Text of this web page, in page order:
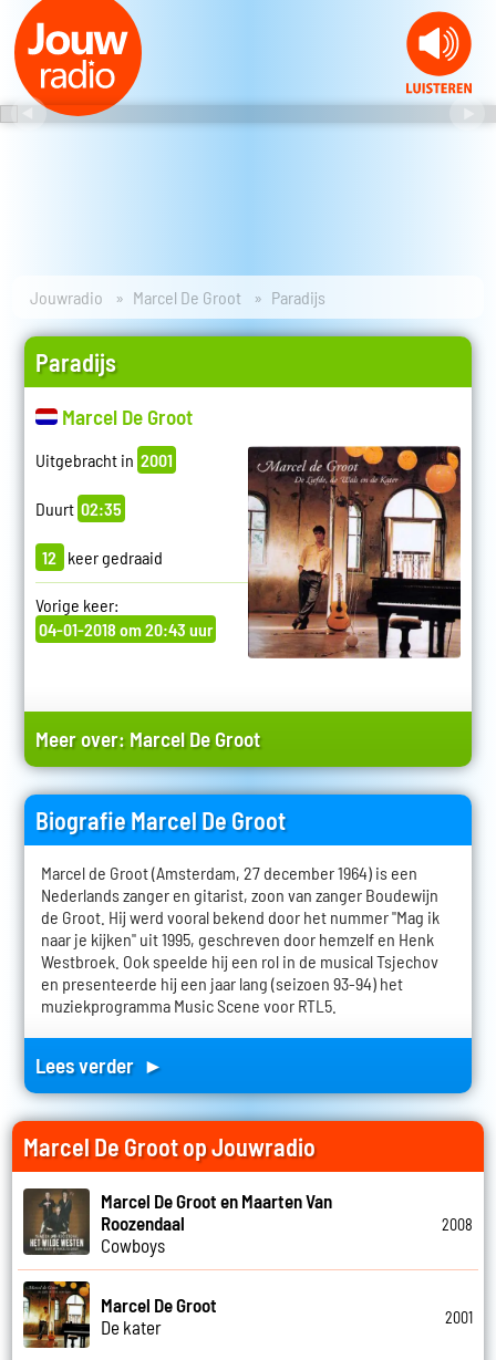
Jouwradio Marcel De Groot Paradijs
Paradijs
Marcel De Groot
Uitgebracht in 2001
Duurt 02:35
12 keer gedraaid
Vorige keer:
04-01-2018 om 20:43 uur
Meer over: Marcel De Groot
Biografie Marcel De Groot
Marcel de Groot (Amsterdam, 27 december 1964) is een
Nederlands zanger en gitarist, zoon van zanger Boudewijn
de Groot. Hij werd vooral bekend door het nummer "Mag ik
naar je kijken" uit 1995, geschreven door hemzelf en Henk
Westbroek. Ook speelde hij een rol in de musical Tsjechov
en presenteerde hij een jaar lang (seizoen 93-94) het
muziekprogramma Music Scene voor RTL5.
Lees verder ►
Marcel De Groot op Jouwradio
Marcel De Groot en Maarten Van
Roozendaal
Cowboys
2008
Marcel De Groot
De kater
2001